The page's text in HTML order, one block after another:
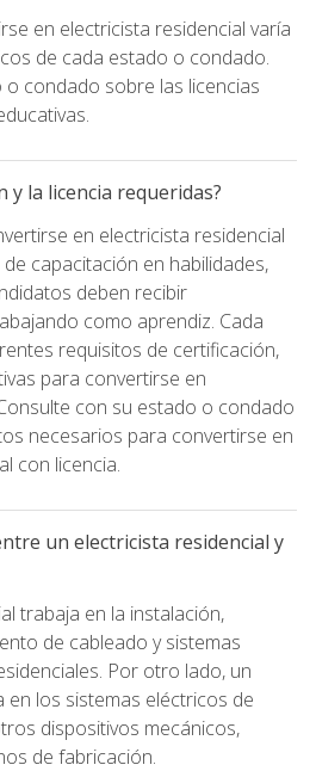
en electricista residencial varía
de cada estado o condado.
condado sobre las licencias
y la licencia requeridas?
en electricista residencial
capacitación en habilidades,
deben recibir
como aprendiz. Cada
requisitos de certificación,
para convertirse en
con su estado o condado
necesarios para convertirse en
con licencia.
un electricista residencial y
trabaja en la instalación,
de cableado y sistemas
Por otro lado, un
los sistemas eléctricos de
dispositivos mecánicos,
de fabricación.